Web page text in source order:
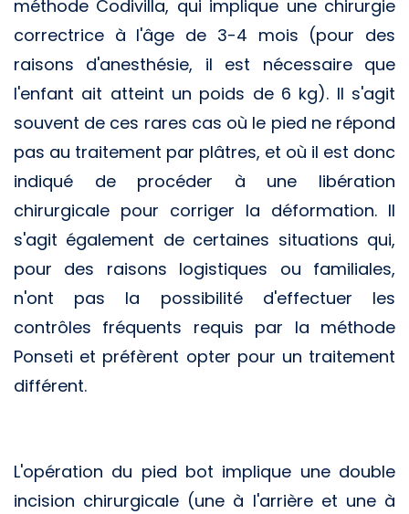
méthode Codivilla, qui implique une chirurgie
correctrice à l'âge de 3-4 mois (pour des
raisons d'anesthésie, il est nécessaire que
l'enfant ait atteint un poids de 6 kg). Il s'agit
souvent de ces rares cas où le pied ne répond
pas au traitement par plâtres, et où il est donc
indiqué de procéder à une libération
chirurgicale pour corriger la déformation. Il
s'agit également de certaines situations qui,
pour des raisons logistiques ou familiales,
n'ont pas la possibilité d'effectuer les
contrôles fréquents requis par la méthode
Ponseti et préfèrent opter pour un traitement
différent.
L'opération du pied bot implique une double
incision chirurgicale (une à l'arrière et une à